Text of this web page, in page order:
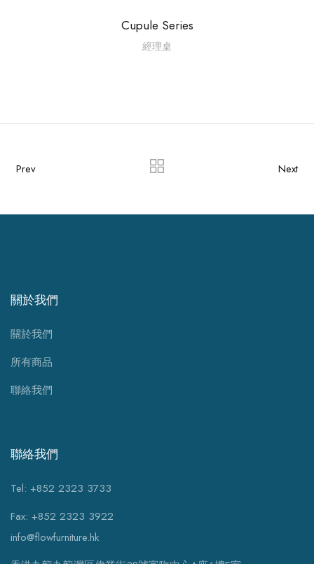
Cupule Series
經理桌
Prev Next
關於我們
關於我們
所有商品
聯絡我們
聯絡我們
Tel: +852 2323 3733
Fax: +852 2323 3922
info@flowfurniture.hk